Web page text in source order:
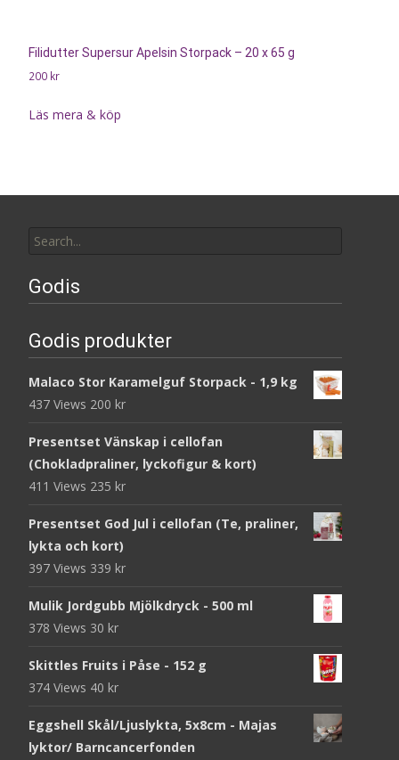
Filidutter Supersur Apelsin Storpack – 20 x 65 g
200 kr
Läs mera & köp
for:
Godis
Godis produkter
Malaco Stor Karamelguf Storpack - 1,9 kg
437 Views 200 kr
Presentset Vänskap i cellofan
(Chokladpraliner, lyckofigur & kort)
411 Views 235 kr
Presentset God Jul i cellofan (Te, praliner,
lykta och kort)
397 Views 339 kr
Mulik Jordgubb Mjölkdryck - 500 ml
378 Views 30 kr
Skittles Fruits i Påse - 152 g
374 Views 40 kr
Eggshell Skål/Ljuslykta, 5x8cm - Majas
lyktor/ Barncancerfonden